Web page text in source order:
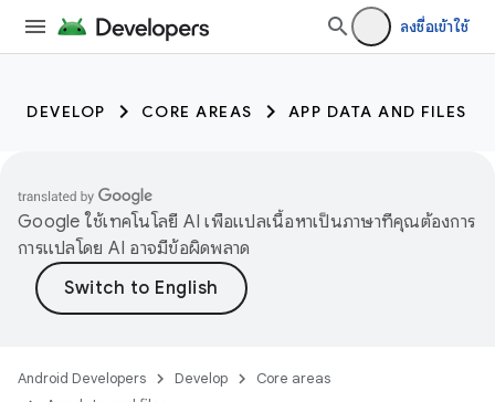
ลงชื่อเข้าใช้
DEVELOP CORE AREAS APP DATA AND FILES
Google ใช้เทคโนโลยี AI เพื่อแปลเนื้อหาเป็นภาษาที่คุณต้องการ
การแปลโดย AI อาจมีข้อผิดพลาด
Android Developers Develop
Core areas